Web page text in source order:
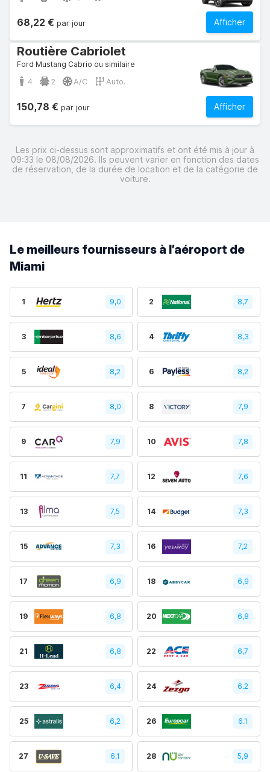
Afficher
68,22 € par jour
Routière Cabriolet
Ford Mustang Cabrio ou similaire
4 2 A/C Auto.
Afficher
150,78 € par jour
Les prix ci-dessus sont approximatifs et ont été mis à jour à
09:33 le 08/08/2026. Ils peuvent varier en fonction des dates
de réservation, de la durée de location et de la catégorie de
voiture.
Le meilleurs fournisseurs à l’aéroport de
Miami
1 9,0 2 8,7
3 8,6 4 8,3
5 8,2 6 8,2
7 8,0 8 7,9
9 7,9 10 7,8
11 7,7 12 7,6
13 7,5 14 7,3
15 7,3 16 7,2
17 6,9 18 6,9
19 6,8 20 6,8
21 6,8 22 6,7
23 6,4 24 6.2
25 6,2 26 6.1
27 6,1 28 5,9